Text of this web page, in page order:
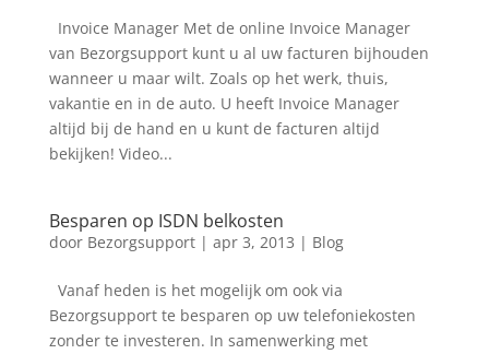
Invoice Manager Met de online Invoice Manager
van Bezorgsupport kunt u al uw facturen bijhouden
wanneer u maar wilt. Zoals op het werk, thuis,
vakantie en in de auto. U heeft Invoice Manager
altijd bij de hand en u kunt de facturen altijd
bekijken! Video...
Besparen op ISDN belkosten
door Bezorgsupport| apr 3, 2013 | Blog
Vanaf heden is het mogelijk om ook via
Bezorgsupport te besparen op uw telefoniekosten
zonder te investeren. In samenwerking met